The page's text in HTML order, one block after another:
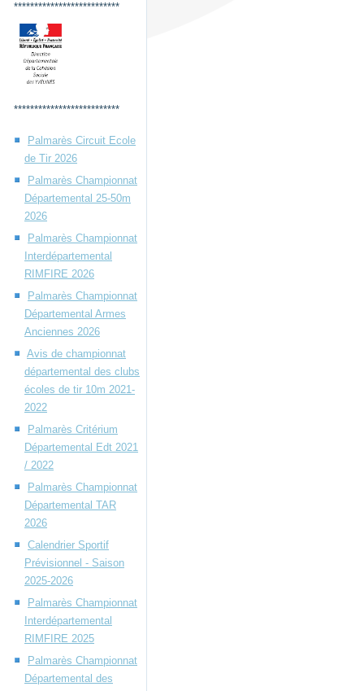
**************************
**************************
Palmarès Circuit Ecole
de Tir 2026
Palmarès Championnat
Départemental 25-50m
2026
Palmarès Championnat
Interdépartemental
RIMFIRE 2026
Palmarès Championnat
Départemental Armes
Anciennes 2026
Avis de championnat
départemental des clubs
écoles de tir 10m 2021-
2022
Palmarès Critérium
Départemental Edt 2021
/ 2022
Palmarès Championnat
Départemental TAR
2026
Calendrier Sportif
Prévisionnel - Saison
2025-2026
Palmarès Championnat
Interdépartemental
RIMFIRE 2025
Palmarès Championnat
Départemental des